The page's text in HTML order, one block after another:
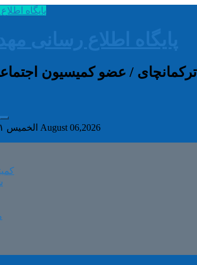
ترکمانچای / عضو کمیسیون
الخميس ۲۱ صفر ۱۴۴۸ August 06,2026